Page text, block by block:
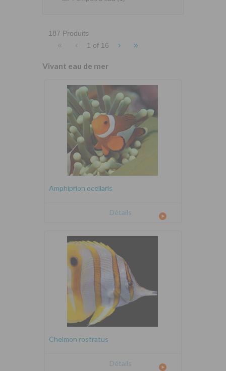
187 Produits
« ‹ 1 of 16 › »
Vivant eau de mer
Amphiprion ocellaris
Détails
Chelmon rostratus
Détails